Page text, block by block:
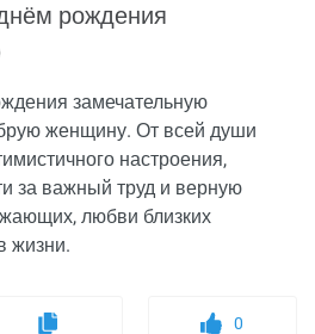
рождения
замечательную
женщину. От всей души
настроения,
за важный труд и верную
любви близких
жизни.
0